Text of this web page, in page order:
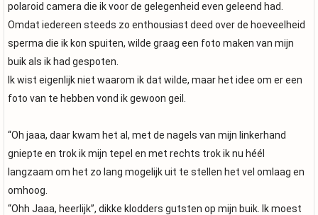
polaroid camera die ik voor de gelegenheid even geleend had.
Omdat iedereen steeds zo enthousiast deed over de hoeveelheid
sperma die ik kon spuiten, wilde graag een foto maken van mijn
buik als ik had gespoten.
Ik wist eigenlijk niet waarom ik dat wilde, maar het idee om er een
foto van te hebben vond ik gewoon geil.
“Oh jaaa, daar kwam het al, met de nagels van mijn linkerhand
gniepte en trok ik mijn tepel en met rechts trok ik nu héél
langzaam om het zo lang mogelijk uit te stellen het vel omlaag en
omhoog.
“Ohh Jaaa, heerlijk”, dikke klodders gutsten op mijn buik. Ik moest